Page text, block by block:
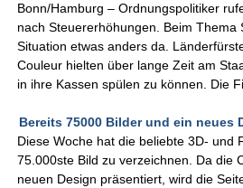
Bonn/Hamburg – Ordnungspolitiker
nach Steuererhöhungen. Beim Thema
Situation etwas anders da.
Couleur hielten über lange Zeit am
in ihre Kassen spülen zu können. Die
Bereits 75000 Bilder und ein neues
Diese Woche hat die beliebte 3D- und
75.000ste Bild zu verzeichnen. Da die
neuen Design präsentiert, wird die